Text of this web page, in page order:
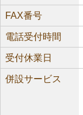
FAX番号
電話受付時間
受付休業日
併設サービス